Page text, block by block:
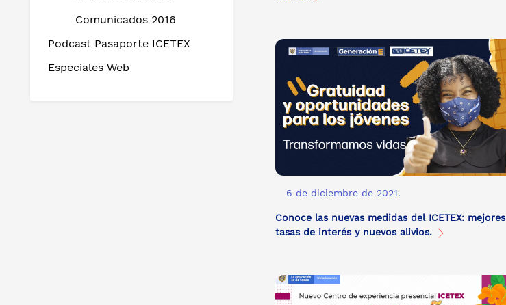
Comunicados 2016
Podcast Pasaporte ICETEX
Especiales Web
6 de diciembre de 2021.
Conoce las nuevas medidas del ICETEX: mejores
tasas de interés y nuevos alivios.